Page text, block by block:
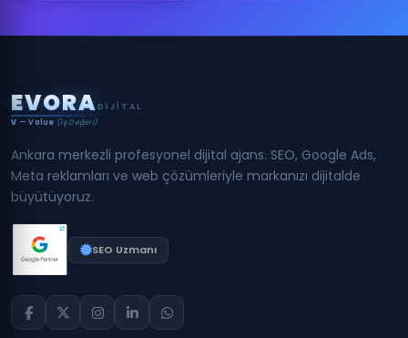
EVORA DIJITAL
V — Value (İş Değeri)
Ankara merkezli profesyonel dijital ajans. SEO, Google Ads,
Meta reklamları ve web çözümleriyle markanızı dijitalde
büyütüyoruz.
SEO Uzmanı